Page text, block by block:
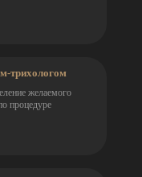
трихологом
желаемого
процедуре